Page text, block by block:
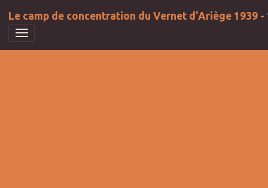
Le camp de concentration du Vernet d'Ariège 1939 -